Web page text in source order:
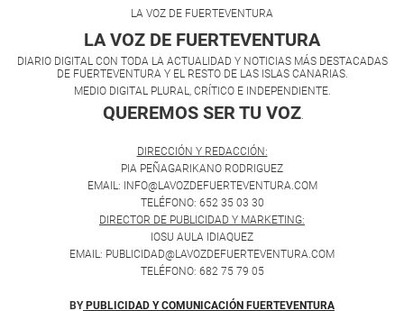
LA VOZ DE FUERTEVENTURA
LA VOZ DE FUERTEVENTURA
DIARIO DIGITAL CON TODA LA ACTUALIDAD Y NOTICIAS MÁS DESTACADAS
DE FUERTEVENTURA Y EL RESTO DE LAS ISLAS CANARIAS.
MEDIO DIGITAL PLURAL, CRÍTICO E INDEPENDIENTE.
QUEREMOS SER TU VOZ.
DIRECCIÓN Y REDACCIÓN:
PIA PEÑAGARIKANO RODRIGUEZ
EMAIL: INFO@LAVOZDEFUERTEVENTURA.COM
TELÉFONO: 652 35 03 30
DIRECTOR DE PUBLICIDAD Y MARKETING:
IOSU AULA IDIAQUEZ
EMAIL: PUBLICIDAD@LAVOZDEFUERTEVENTURA.COM
TELÉFONO: 682 75 79 05
BY PUBLICIDAD Y COMUNICACIÓN FUERTEVENTURA